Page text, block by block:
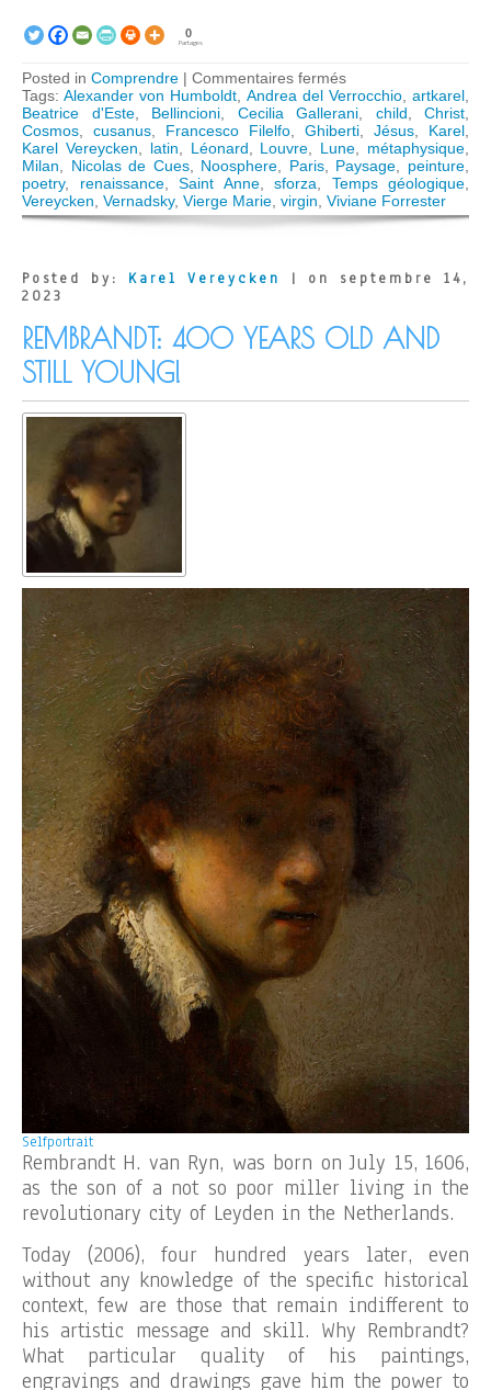
0
Partages
Posted in Comprendre | Commentaires ferméssur
L’ombre
de
Vernadski
dans
la
Sainte
Anne
de
Vinci
Tags:Alexander von Humboldt Andrea del Verrocchio,artkarel
Beatrice d'Este, Bellincioni Cecilia Gallerani child Christ
Cosmos
cusanus Francesco Filelfo Ghiberti Jésus Karel
Karel Vereycken
latin Léonard Louvre Lune métaphysique
Milan
Nicolas de Cues, Noosphere Paris, Paysage peinture
poetry, renaissance, Saint Anne, sforza Temps géologique
Vereycken Vernadsky, Vierge Marie virgin Viviane Forrester
Posted by: Karel Vereycken
| on septembre 14,
2023
REMBRANDT: 400 YEARS OLD AND
STILL YOUNG!
Selfportrait
Rembrandt H. van Ryn, was born on July 15, 1606,
as the son of a not so poor miller living in the
revolutionary city of Leyden in the Netherlands.
Today (2006), four hundred years later, even
without any knowledge of the specific historical
context, few are those that remain indifferent to
his artistic message and skill. Why Rembrandt?
What particular quality of his paintings,
engravings and drawings gave him the power to